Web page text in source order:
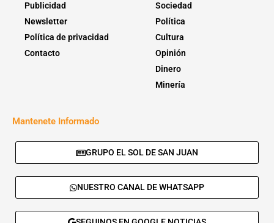
Publicidad
Newsletter
Política de privacidad
Contacto
Sociedad
Política
Cultura
Opinión
Dinero
Minería
Mantenete Informado
GRUPO EL SOL DE SAN JUAN
NUESTRO CANAL DE WHATSAPP